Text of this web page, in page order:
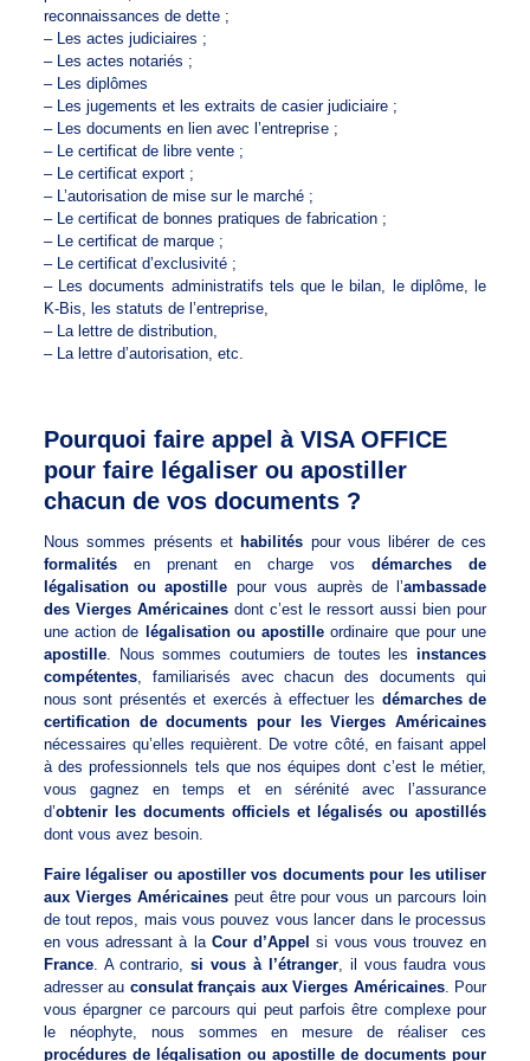
reconnaissances de dette ;
– Les actes judiciaires ;
– Les actes notariés ;
– Les diplômes
– Les jugements et les extraits de casier judiciaire ;
– Les documents en lien avec l’entreprise ;
– Le certificat de libre vente ;
– Le certificat export ;
– L’autorisation de mise sur le marché ;
– Le certificat de bonnes pratiques de fabrication ;
– Le certificat de marque ;
– Le certificat d’exclusivité ;
– Les documents administratifs tels que le bilan, le diplôme, le
K-Bis, les statuts de l’entreprise,
– La lettre de distribution,
– La lettre d’autorisation, etc.
Pourquoi faire appel à VISA OFFICE
pour faire légaliser ou apostiller
chacun de vos documents ?
Nous sommes présents et habilités pour vous libérer de ces
formalitésen prenant en charge vosdémarches de
légalisation ou apostille pour vous auprès de l’ambassade
des Vierges Américainesdont c’est le ressort aussi bien pour
une action de
légalisation ou apostille ordinaire que pour une
apostille. Nous sommes coutumiers de toutes lesinstances
compétentes, familiarisés avec chacun des documents qui
nous sont présentés et exercés à effectuer les démarches de
certification de documents pour les Vierges Américaines
nécessaires qu’elles requièrent. De votre côté, en faisant appel
à des professionnels tels que nos équipes dont c’est le métier,
vous gagnez en temps et en sérénité avec l’assurance
d’obtenir les documents officiels et légalisés ou apostillés
dont vous avez besoin.
Faire légaliser ou apostiller vos documents pour les utiliser
aux Vierges Américainespeut être pour vous un parcours loin
de tout repos, mais vous pouvez vous lancer dans le processus
en vous adressant à la Cour d’Appel si vous vous trouvez en
France. A contrario,si vous à l’étranger, il vous faudra vous
adresser au consulat français aux Vierges Américaines. Pour
vous épargner ce parcours qui peut parfois être complexe pour
le néophyte, nous sommes en mesure de réaliser ces
procédures de légalisation ou apostille de documents pour